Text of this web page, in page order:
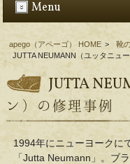
Menu
apego（アペーゴ） HOME > 靴
JUTTA NEUMANN（ユッタニュ
JUTTA
ン）の修理事例
1994年にニューヨークに
「Jutta Neumann」。ブ